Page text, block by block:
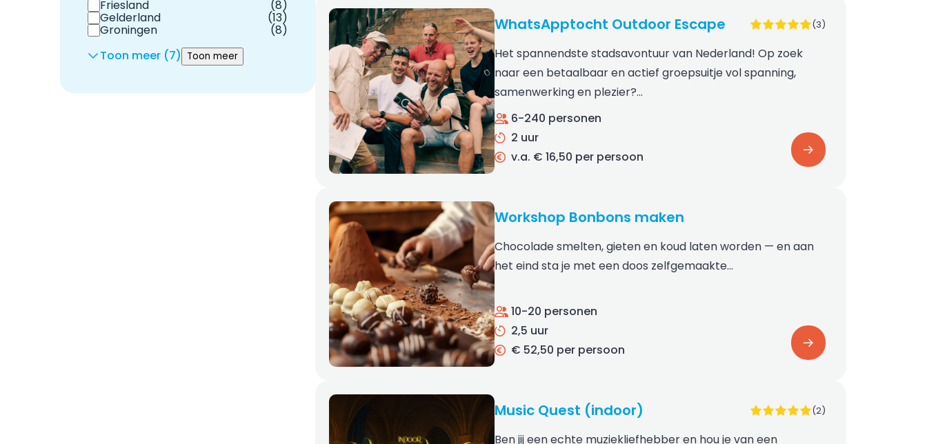
Friesland (8)
Gelderland (13)
Groningen
(8)
Toon meer (7) Toon meer
WhatsApptocht Outdoor Escape (3)
Het spannendste stadsavontuur van Nederland! Op zoek
naar een betaalbaar en actief groepsuitje vol spanning,
samenwerking en plezier?…
6-240 personen
2 uur
v.a. € 16,50 per persoon
Workshop Bonbons maken
Chocolade smelten, gieten en koud laten worden — en aan
het eind sta je met een doos zelfgemaakte…
10-20 personen
2,5 uur
€ 52,50 per persoon
Music Quest (indoor) (2)
Ben jij een echte muziekliefhebber en hou je van een